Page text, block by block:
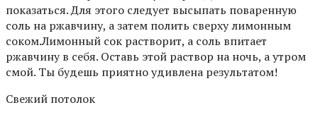
показаться. Для этого следует высыпать поваренную
соль на ржавчину, а затем полить сверху лимонным
соком.Лимонный сок растворит, а соль впитает
ржавчину в себя. Оставь этой раствор на ночь, а утром
смой. Ты будешь приятно удивлена результатом!
Свежий потолок